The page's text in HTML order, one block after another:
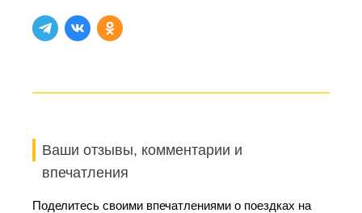
Ваши отзывы, комментарии и
впечатления
Поделитесь своими впечатлениями о поездках на